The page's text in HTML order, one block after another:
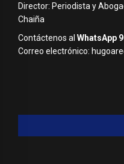
Director: Periodista y
Chaiña
Contáctenos al WhatsApp
Correo electrónico: